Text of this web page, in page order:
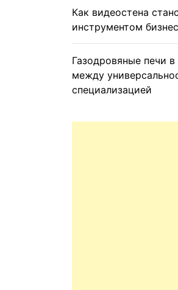
Как видеостена
инструментом
Газодровяные печи
между
специализацией